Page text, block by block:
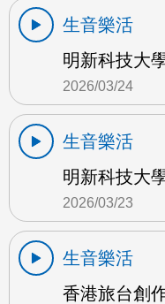
生音樂活
明新科技大
2026/03/24
生音樂活
明新科技大
2026/03/23
生音樂活
香港旅台創